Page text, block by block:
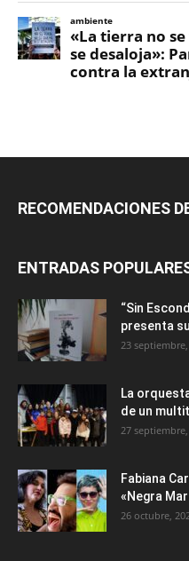
RECOMENDACIONES
ENTRADAS
“Sin
presenta
23
La
de un
27
Fabiana
«Negra
26 octubre,